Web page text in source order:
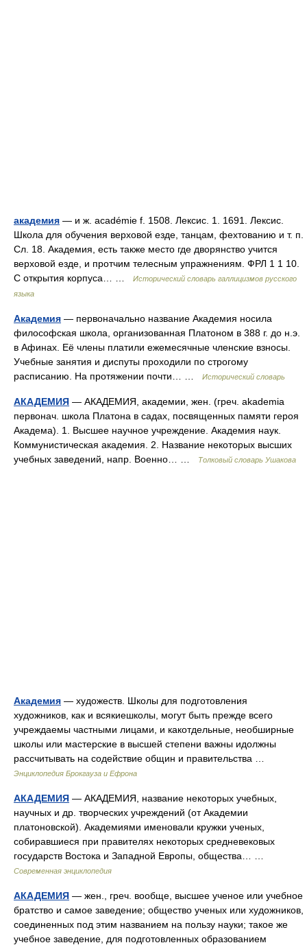
академия — и ж. académie f. 1508. Лексис. 1. 1691. Лексис.
Школа для обучения верховой езде, танцам, фехтованию и т. п.
Сл. 18. Академия, есть также место где дворянство учится
верховой езде, и протчим телесным упражнениям. ФРЛ 1 1 10.
С открытия корпуса… …
Исторический словарь галлицизмов русского
языка
Академия — первоначально название Академия носила
философская школа, организованная Платоном в 388 г. до н.э.
в Афинах. Её члены платили ежемесячные членские взносы.
Учебные занятия и диспуты проходили по строгому
расписанию. На протяжении почти… …
Исторический словарь
АКАДЕМИЯ — АКАДЕМИЯ, академии, жен. (греч. akademia
первонач. школа Платона в садах, посвященных памяти героя
Академа). 1. Высшее научное учреждение. Академия наук.
Коммунистическая академия. 2. Название некоторых высших
учебных заведений, напр. Военно… …
Толковый словарь Ушакова
Академия — художеств. Школы для подготовления
художников, как и всякиешколы, могут быть прежде всего
учреждаемы частными лицами, и какотдельные, необширные
школы или мастерские в высшей степени важны идолжны
рассчитывать на содействие общин и правительства …
Энциклопедия Брокгауза и Ефрона
АКАДЕМИЯ — АКАДЕМИЯ, название некоторых учебных,
научных и др. творческих учреждений (от Академии
платоновской). Академиями именовали кружки ученых,
собиравшиеся при правителях некоторых средневековых
государств Востока и Западной Европы, общества… …
Современная энциклопедия
АКАДЕМИЯ — жен., греч. вообще, высшее ученое или учебное
братство и самое заведение; общество ученых или художников,
соединенных под этим названием на пользу науки; такое же
учебное заведение, для подготовленных образованием